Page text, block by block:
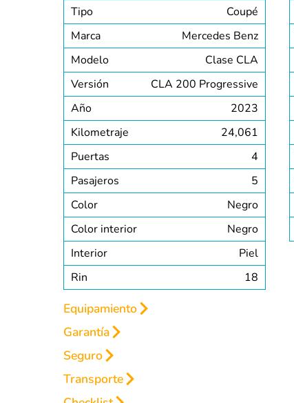
Tipo
Coupé
Marca
Mercedes Benz
Modelo
Clase CLA
Versión
CLA 200 Progressive
Año
2023
Kilometraje
24,061
Puertas
4
Pasajeros
5
Color
Negro
Color interior
Negro
Interior
Piel
Rin
18
Equipamiento
INTERIOR
Sensor de estacionamiento trasera
Garantía
Seguro
Transporte